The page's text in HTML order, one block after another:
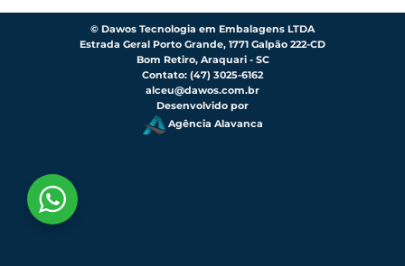
© Dawos Tecnologia em Embalagens LTDA
Estrada Geral Porto Grande, 1771 Galpão 222-CD
Bom Retiro, Araquari - SC
Contato: (47) 3025-6162
alceu@dawos.com.br
Desenvolvido por
Agência Alavanca